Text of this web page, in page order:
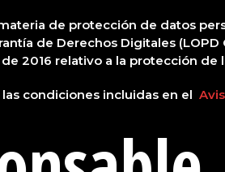
de protección de datos
de Derechos Digitales (LOPD
2016 relativo a la protección de
condiciones incluidas en el